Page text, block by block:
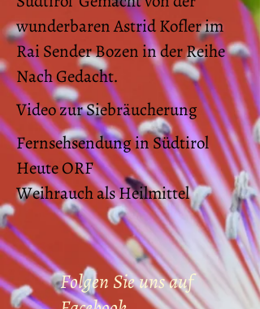
wunderbaren Astrid Kofler im
Rai Sender Bozen in der Reihe
Nach Gedacht.
Video zur Siebräucherung
Fernsehsendung in Südtirol
Heute ORF
Weihrauch als Heilmittel
Folgen Sie uns auf